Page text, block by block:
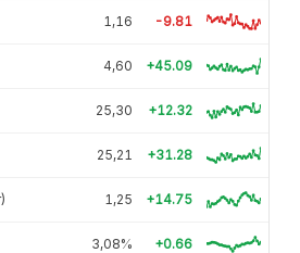
1,16 -9.81
4,60 +45.09
25,30 +12.32
25,21 +31.28
1,25 +14.75
3,08% +0.66